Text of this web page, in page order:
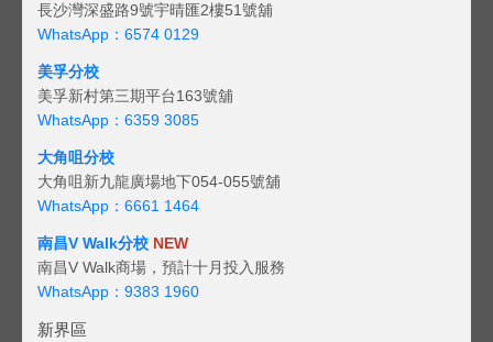
長沙灣深盛路9號宇晴匯2樓51號舖
WhatsApp：6574 0129
美孚分校
美孚新村第三期平台163號舖
WhatsApp：6359 3085
大角咀分校
大角咀新九龍廣場地下054-055號舖
WhatsApp：6661 1464
南昌V Walk分校 NEW
南昌V Walk商場，預計十月投入服務
WhatsApp：9383 1960
新界區